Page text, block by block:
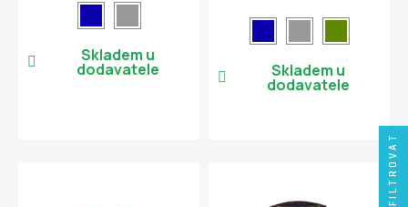
Skladem u
dodavatele Skladem u
dodavatele
FILTROVAT